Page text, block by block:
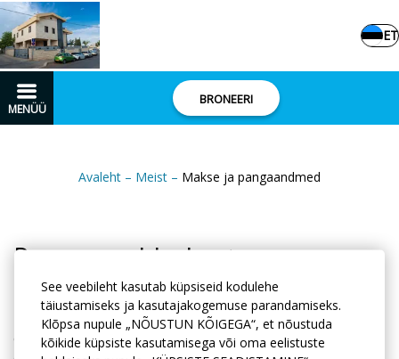
See veebileht kasutab küpsiseid kodulehe
täiustamiseks ja kasutajakogemuse parandamiseks.
Klõpsa nupule „NÕUSTUN KÕIGEGA“, et nõustuda
kõikide küpsiste kasutamisega või oma eelistuste
ET
MENÜÜ
BRONEERI
Avaleht – Meist – Makse ja pangaandmed
Panga arvelduskonto
Bank NameISRAEL DISCOUNT BANK LTDBank
Number0011Branch Number 0055BIC
CODEIDBLILITXXXNumber IBAN (23